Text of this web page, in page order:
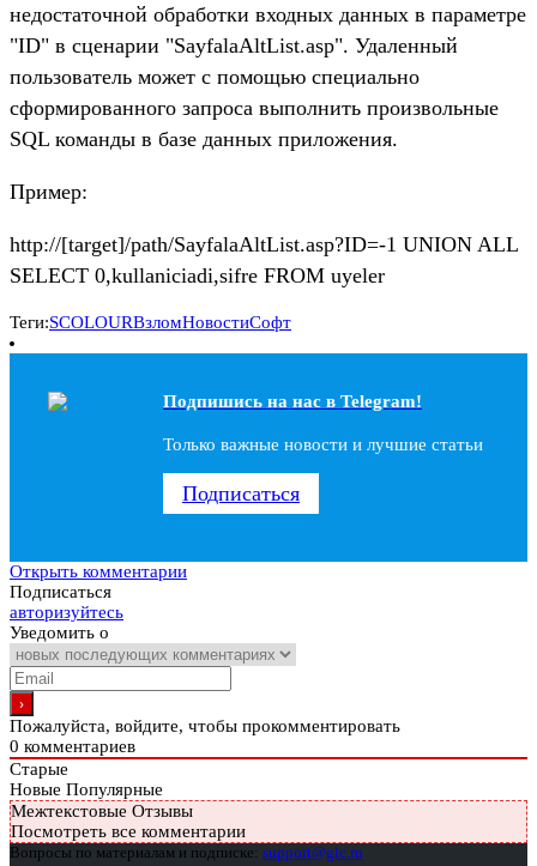
недостаточной обработки входных данных в параметре
"ID" в сценарии "SayfalaAltList.asp". Удаленный
пользователь может с помощью специально
сформированного запроса выполнить произвольные
SQL команды в базе данных приложения.
Пример:
http://[target]/path/SayfalaAltList.asp?ID=-1 UNION ALL
SELECT 0,kullaniciadi,sifre FROM uyeler
Теги:SCOLOURВзломНовостиСофт
Подпишись на наc в Telegram!
Только важные новости и лучшие статьи
Подписаться
Открыть комментарии
Подписаться
авторизуйтесь
Уведомить о
Пожалуйста, войдите, чтобы прокомментировать
0 комментариев
Старые
Новые Популярные
Межтекстовые Отзывы
Посмотреть все комментарии
Вопросы по материалам и подписке: support@glc.ru